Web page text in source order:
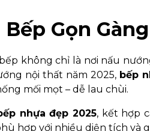
Gọn
không chỉ là nơi nấu
nội thất năm 2025, bếp
mối mọt – dễ lau chùi.
nhựa đẹp 2025, kết hợp
hợp với nhiều diện tích và